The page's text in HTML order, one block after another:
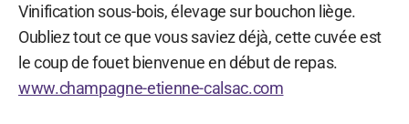
Vinification sous-bois, élevage sur bouchon liège.
Oubliez tout ce que vous saviez déjà, cette cuvée est
le coup de fouet bienvenue en début de repas.
www.champagne-etienne-calsac.com